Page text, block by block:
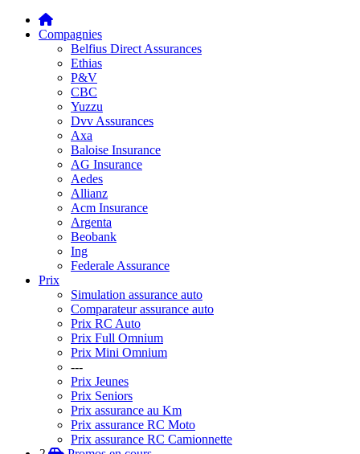
Compagnies
Belfius Direct Assurances
Ethias
P&V
CBC
Yuzzu
Dvv Assurances
Axa
Baloise Insurance
AG Insurance
Aedes
Allianz
Acm Insurance
Argenta
Beobank
Ing
Federale Assurance
Prix
Simulation assurance auto
Comparateur assurance auto
Prix RC Auto
Prix Full Omnium
Prix Mini Omnium
---
Prix Jeunes
Prix Seniors
Prix assurance au Km
Prix assurance RC Moto
Prix assurance RC Camionnette